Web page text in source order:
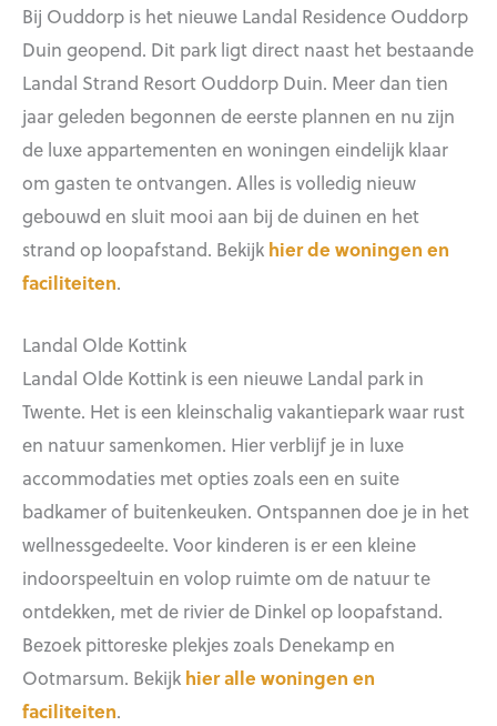
Bij Ouddorp is het nieuwe Landal Residence Ouddorp
Duin geopend. Dit park ligt direct naast het bestaande
Landal Strand Resort Ouddorp Duin. Meer dan tien
jaar geleden begonnen de eerste plannen en nu zijn
de luxe appartementen en woningen eindelijk klaar
om gasten te ontvangen. Alles is volledig nieuw
gebouwd en sluit mooi aan bij de duinen en het
strand op loopafstand. Bekijk hier de woningen en
faciliteiten.
Landal Olde Kottink
Landal Olde Kottink is een nieuwe Landal park in
Twente. Het is een kleinschalig vakantiepark waar rust
en natuur samenkomen. Hier verblijf je in luxe
accommodaties met opties zoals een en suite
badkamer of buitenkeuken. Ontspannen doe je in het
wellnessgedeelte. Voor kinderen is er een kleine
indoorspeeltuin en volop ruimte om de natuur te
ontdekken, met de rivier de Dinkel op loopafstand.
Bezoek pittoreske plekjes zoals Denekamp en
Ootmarsum. Bekijk hier alle woningen en
faciliteiten.